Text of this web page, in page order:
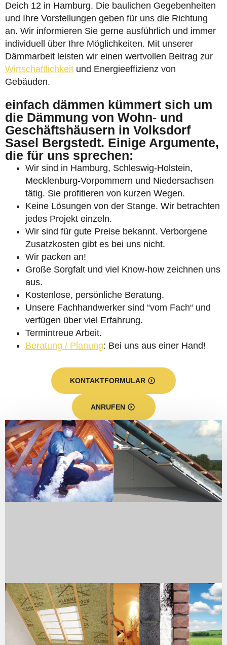
Deich 12 in Hamburg. Die baulichen Gegebenheiten
und Ihre Vorstellungen geben für uns die Richtung
an. Wir informieren Sie gerne ausführlich und immer
individuell über Ihre Möglichkeiten. Mit unserer
Dämmarbeit leisten wir einen wertvollen Beitrag zur
Wirtschaftlichkeit und Energieeffizienz von
Gebäuden.
einfach dämmen kümmert sich um
die Dämmung von Wohn- und
Geschäftshäusern in Volksdorf
Sasel Bergstedt. Einige Argumente,
die für uns sprechen:
Wir sind in Hamburg, Schleswig-Holstein,
Mecklenburg-Vorpommern und Niedersachsen
tätig. Sie profitieren von kurzen Wegen.
Keine Lösungen von der Stange. Wir betrachten
jedes Projekt einzeln.
Wir sind für gute Preise bekannt. Verborgene
Zusatzkosten gibt es bei uns nicht.
Wir packen an!
Große Sorgfalt und viel Know-how zeichnen uns
aus.
Kostenlose, persönliche Beratung.
Unsere Fachhandwerker sind “vom Fach“ und
verfügen über viel Erfahrung.
Termintreue Arbeit.
Beratung / Planung: Bei uns aus einer Hand!
KONTAKTFORMULAR
ANRUFEN